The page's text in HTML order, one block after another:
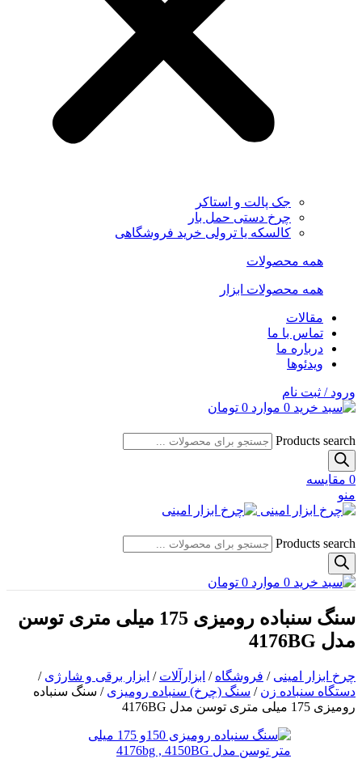
جک پالت و استاکر
چرخ دستی حمل بار
کالسکه یا ترولی خرید فروشگاهی
همه محصولات
همه محصولات ابزار
مقالات
تماس با ما
درباره ما
ویدئوها
ورود / ثبت نام
0 موارد 0 تومان
Products search
0 مقایسه
منو
Products search
0 موارد 0 تومان
سنگ سنباده رومیزی 175 میلی متری توسن
مدل 4176BG
چرخ ابزار امینی / فروشگاه / ابزارآلات / ابزار برقی و شارژی /
دستگاه سنباده زن / سنگ (چرخ) سنباده رومیزی / سنگ سنباده
رومیزی 175 میلی متری توسن مدل 4176BG